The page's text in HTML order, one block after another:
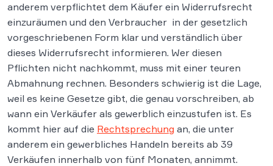
anderem verpflichtet dem Käufer ein Widerrufsrecht
einzuräumen und den Verbraucher in der gesetzlich
vorgeschriebenen Form klar und verständlich über
dieses Widerrufsrecht informieren. Wer diesen
Pflichten nicht nachkommt, muss mit einer teuren
Abmahnung rechnen. Besonders schwierig ist die Lage,
weil es keine Gesetze gibt, die genau vorschreiben, ab
wann ein Verkäufer als gewerblich einzustufen ist. Es
kommt hier auf die Rechtsprechung an, die unter
anderem ein gewerbliches Handeln bereits ab 39
Verkäufen innerhalb von fünf Monaten, annimmt.